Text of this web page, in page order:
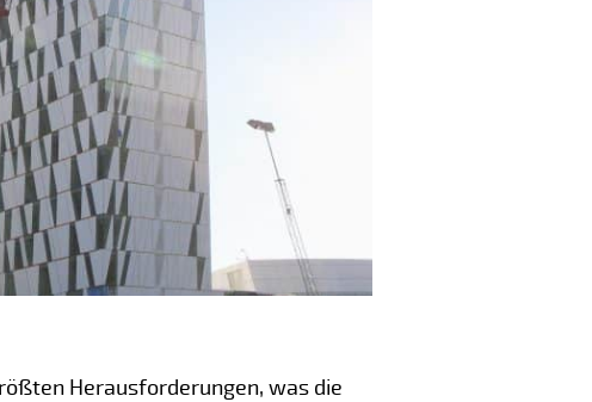
Herausforderungen, was die